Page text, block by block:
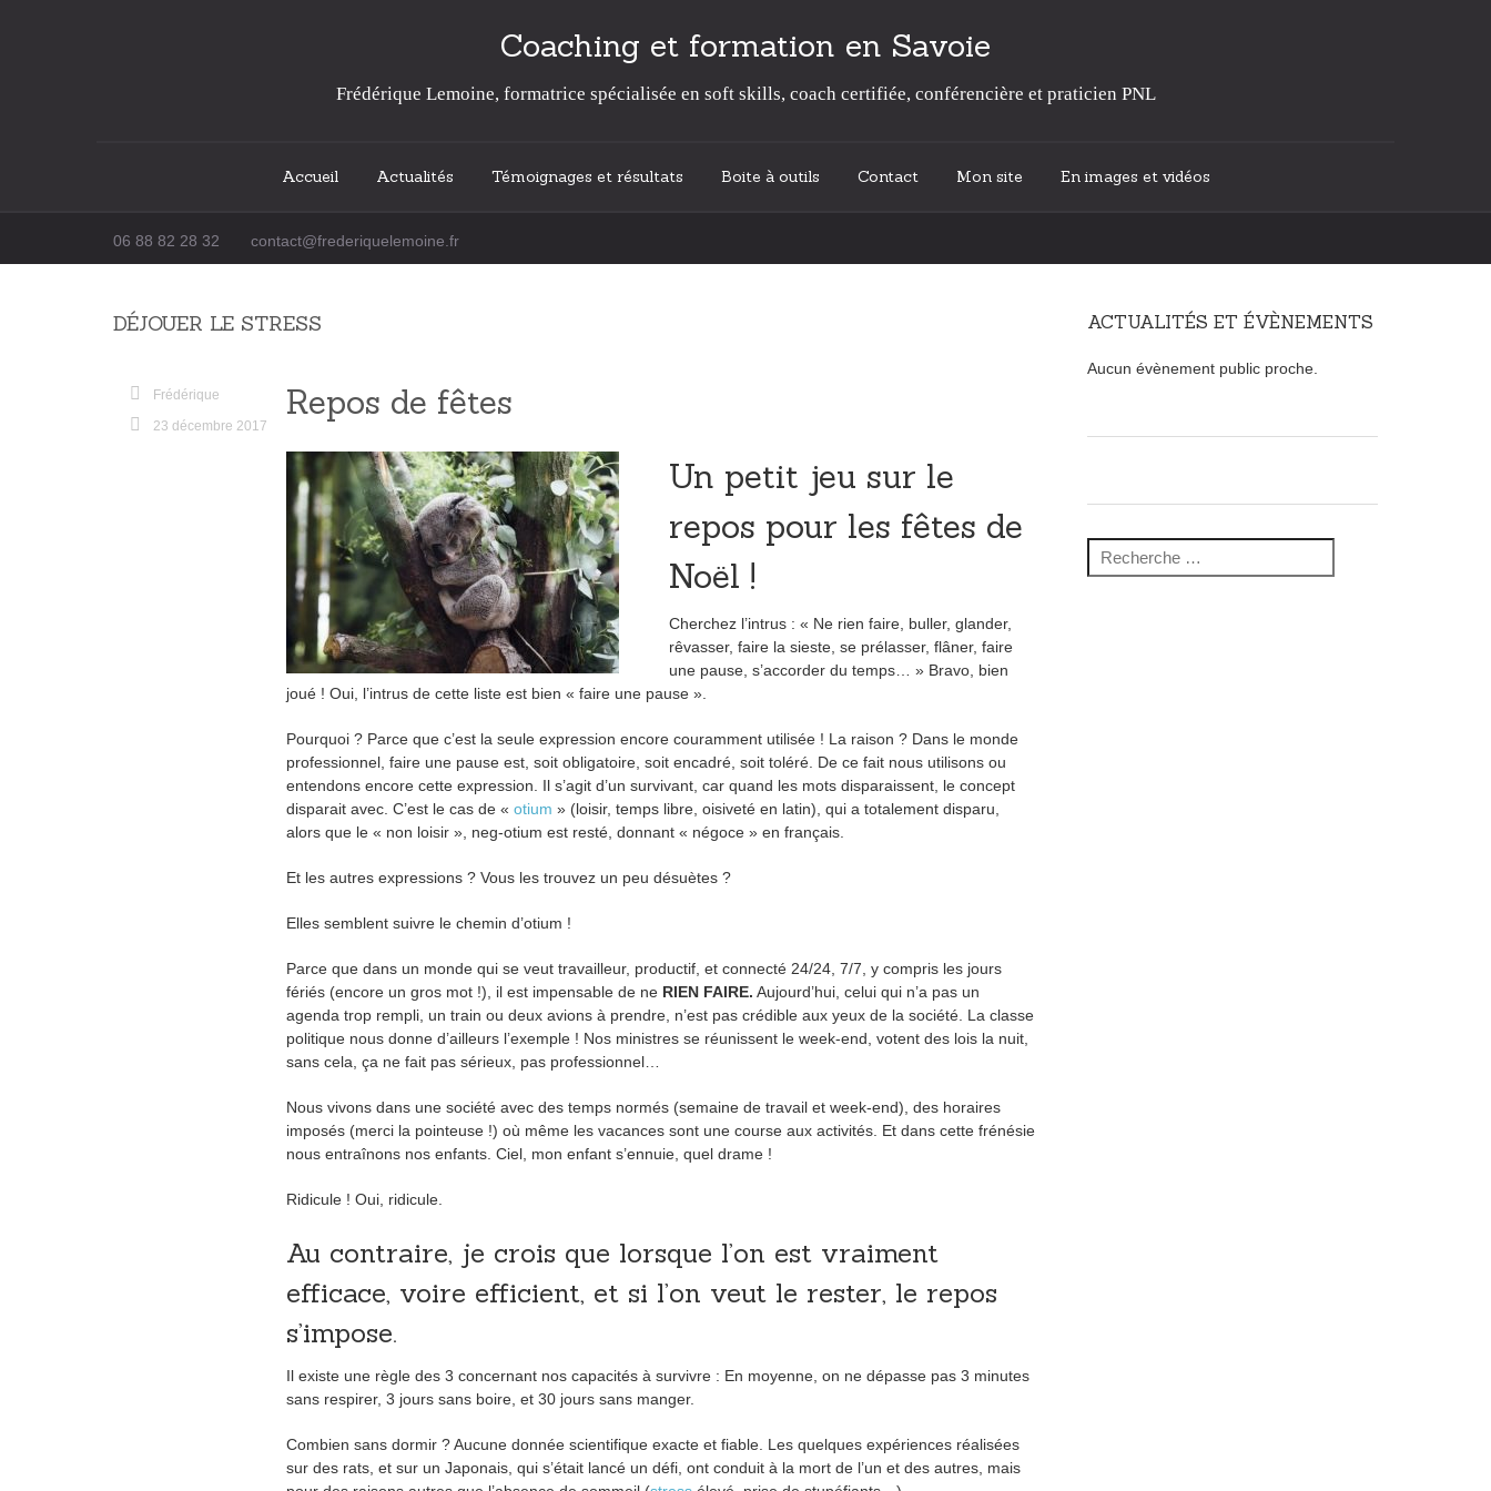
Coaching et formation en Savoie
Frédérique Lemoine, formatrice spécialisée en soft skills, coach certifiée, conférencière et praticien PNL
Accueil Actualités Témoignages et résultats Boite à outils Contact Mon site En images et vidéos
06 88 82 28 32 contact@frederiquelemoine.fr
DÉJOUER LE STRESS
Frédérique
23 décembre 2017
Repos de fêtes
Un petit jeu sur le
repos pour les fêtes de
Noël !
Cherchez l’intrus : « Ne rien faire, buller, glander,
rêvasser, faire la sieste, se prélasser, flâner, faire
une pause, s’accorder du temps… » Bravo, bien
joué ! Oui, l’intrus de cette liste est bien « faire une pause ».
Pourquoi ? Parce que c’est la seule expression encore couramment utilisée ! La raison ? Dans le monde
professionnel, faire une pause est, soit obligatoire, soit encadré, soit toléré. De ce fait nous utilisons ou
entendons encore cette expression. Il s’agit d’un survivant, car quand les mots disparaissent, le concept
disparait avec. C’est le cas de «otium» (loisir, temps libre, oisiveté en latin), qui a totalement disparu,
alors que le « non loisir », neg-otium est resté, donnant « négoce » en français.
Et les autres expressions ? Vous les trouvez un peu désuètes ?
Elles semblent suivre le chemin d’otium !
Parce que dans un monde qui se veut travailleur, productif, et connecté 24/24, 7/7, y compris les jours
fériés (encore un gros mot !), il est impensable de ne RIEN FAIRE. Aujourd’hui, celui qui n’a pas un
agenda trop rempli, un train ou deux avions à prendre, n’est pas crédible aux yeux de la société. La classe
politique nous donne d’ailleurs l’exemple ! Nos ministres se réunissent le week-end, votent des lois la nuit,
sans cela, ça ne fait pas sérieux, pas professionnel…
Nous vivons dans une société avec des temps normés (semaine de travail et week-end), des horaires
imposés (merci la pointeuse !) où même les vacances sont une course aux activités. Et dans cette frénésie
nous entraînons nos enfants. Ciel, mon enfant s’ennuie, quel drame !
Ridicule ! Oui, ridicule.
Au contraire, je crois que lorsque l’on est vraiment
efficace, voire efficient, et si l’on veut le rester, le repos
s’impose.
Il existe une règle des 3 concernant nos capacités à survivre : En moyenne, on ne dépasse pas 3 minutes
sans respirer, 3 jours sans boire, et 30 jours sans manger.
Combien sans dormir ? Aucune donnée scientifique exacte et fiable. Les quelques expériences réalisées
sur des rats, et sur un Japonais, qui s’était lancé un défi, ont conduit à la mort de l’un et des autres, mais
ACTUALITÉS ET ÉVÈNEMENTS
Aucun évènement public proche.
Recherche pour :